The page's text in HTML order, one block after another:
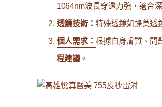
1064nm波長穿透力強，適合
透鏡技術：特殊透鏡如蜂巢透
個人需求：根據自身膚質、問
程建議 。